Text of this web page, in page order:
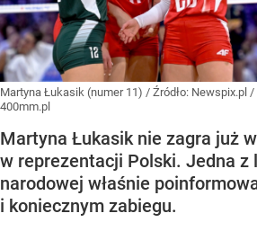
Martyna Łukasik (numer 11) / Źródło: Newspix.pl /
400mm.pl
Martyna Łukasik nie zagra już
w reprezentacji Polski. Jedna z
narodowej właśnie
i koniecznym zabiegu.